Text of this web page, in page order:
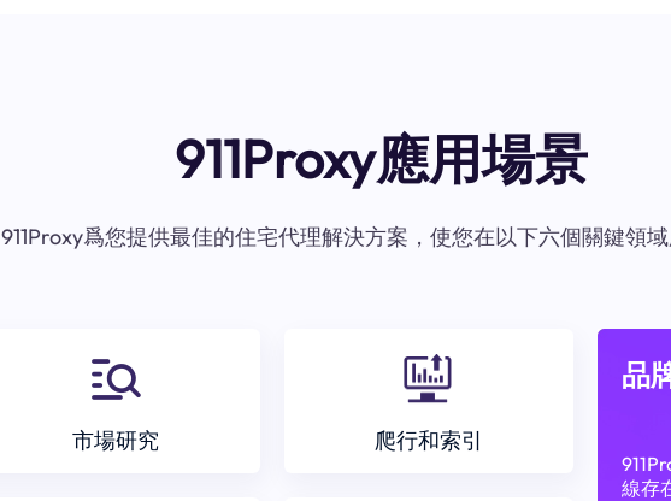
911Proxy應用場景
911Proxy爲您提供最佳的住宅代理解決方案，使您在以下六個關鍵領
市場研究 爬行和索引
品
線存